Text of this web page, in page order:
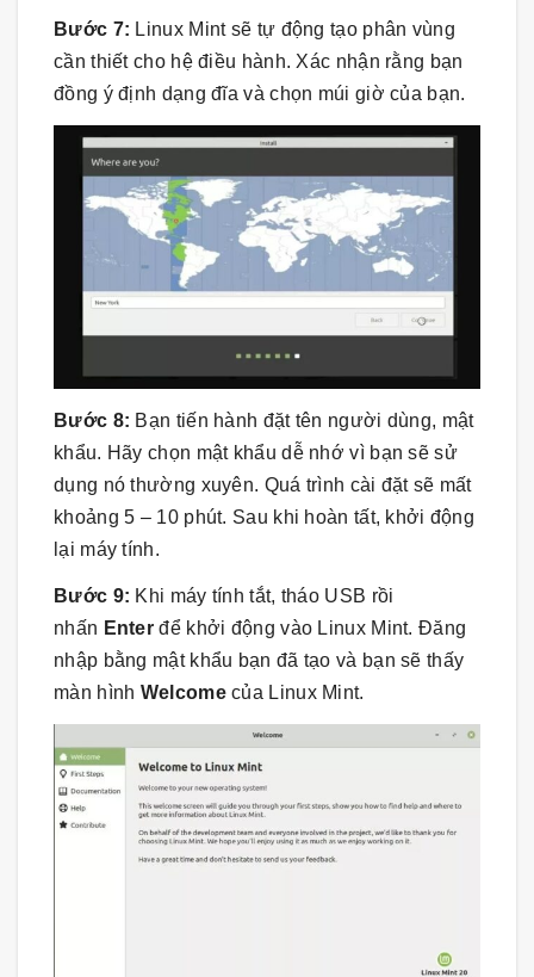
Bước 7: Linux Mint sẽ tự động tạo phân vùng
cần thiết cho hệ điều hành. Xác nhận rằng bạn
đồng ý định dạng đĩa và chọn múi giờ của bạn.
Bước 8: Bạn tiến hành đặt tên người dùng, mật
khẩu. Hãy chọn mật khẩu dễ nhớ vì bạn sẽ sử
dụng nó thường xuyên. Quá trình cài đặt sẽ mất
khoảng 5 – 10 phút. Sau khi hoàn tất, khởi động
lại máy tính.
Bước 9: Khi máy tính tắt, tháo USB rồi
nhấn Enter để khởi động vào Linux Mint. Đăng
nhập bằng mật khẩu bạn đã tạo và bạn sẽ thấy
màn hình Welcomecủa Linux Mint.